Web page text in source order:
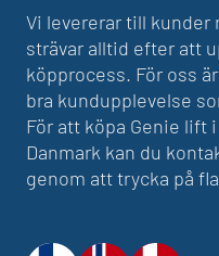
Vi levererar till kunder
strävar alltid efter att
köpprocess. För oss
bra kundupplevelse
För att köpa Genie lift
Danmark kan du
genom att trycka på